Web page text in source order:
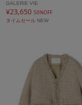
GALERIE VIE
¥23,650 50%OFF
タイムセール NEW